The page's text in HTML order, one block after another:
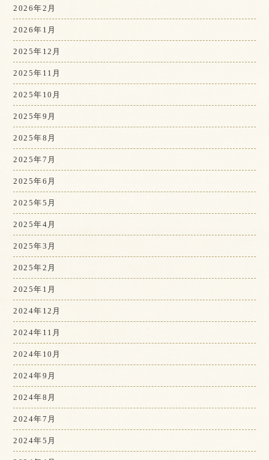
2026年2月
2026年1月
2025年12月
2025年11月
2025年10月
2025年9月
2025年8月
2025年7月
2025年6月
2025年5月
2025年4月
2025年3月
2025年2月
2025年1月
2024年12月
2024年11月
2024年10月
2024年9月
2024年8月
2024年7月
2024年5月